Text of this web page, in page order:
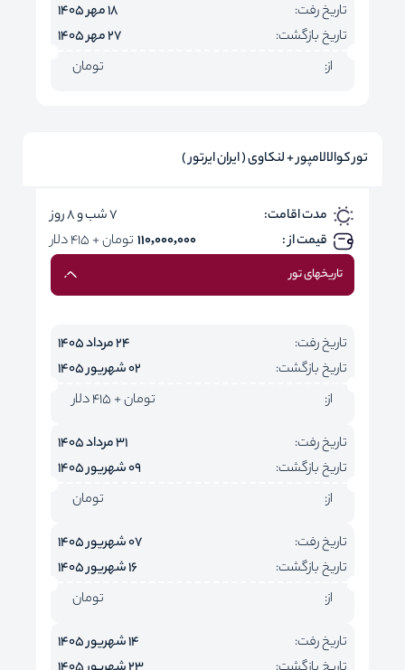
تاریخ رفت:
18 مهر 1405
تاریخ بازگشت:
27 مهر 1405
از:
تومان
تور کوالالامپور + لنکاوی ( ایران ایرتور )
مدت اقامت:
7 شب و 8 روز
قیمت از :
110,000,000 تومان + 415 دلار
تاریخهای تور
تاریخ رفت:
24 مرداد 1405
تاریخ بازگشت:
02 شهریور 1405
از:
تومان + 415 دلار
تاریخ رفت:
31 مرداد 1405
تاریخ بازگشت:
09 شهریور 1405
از:
تومان
تاریخ رفت:
07 شهریور 1405
تاریخ بازگشت:
16 شهریور 1405
از:
تومان
تاریخ رفت:
14 شهریور 1405